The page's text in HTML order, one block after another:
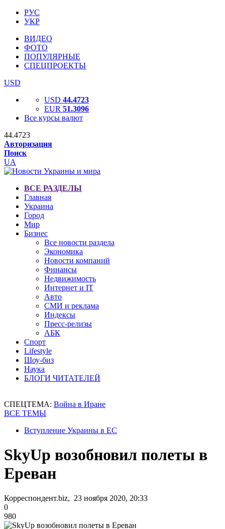
РУС
УКР
ВИДЕО
ФОТО
ПОПУЛЯРНЫЕ
СПЕЦПРОЕКТЫ
USD
USD 44.4723
EUR 51.3096
Все курсы валют
44.4723
Авторизация
Поиск
UA
ВСЕ РАЗДЕЛЫ
Главная
Украина
Город
Мир
Бизнес
Все новости раздела
Экономика
Новости компаний
Финансы
Недвижимость
Интернет и IT
Авто
СМИ и реклама
Индексы
Пресс-релизы
АБК
Спорт
Lifestyle
Шоу-биз
Наука
БЛОГИ ЧИТАТЕЛЕЙ
СПЕЦТЕМА: Война в Иране
ВСЕ ТЕМЫ
Вступление Украины в ЕС
SkyUp возобновил полеты в
Ереван
Корреспондент.biz, 23 ноября 2020, 20:33
0
980